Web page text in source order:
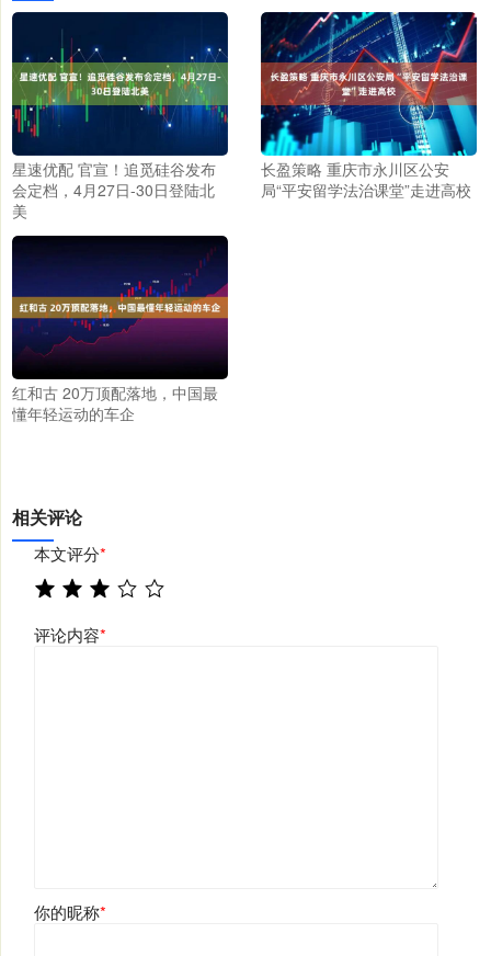
星速优配 官宣！追觅硅谷发布
会定档，4月27日-30日登陆北
美
长盈策略 重庆市永川区公安
局“平安留学法治课堂”走进高校
红和古 20万顶配落地，中国最
懂年轻运动的车企
相关评论
本文评分*
评论内容*
你的昵称*